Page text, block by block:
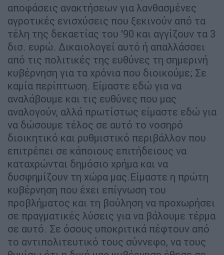
αποφάσεις ανακτήσεων για λανθασμένες
αγροτικές ενισχύσεις που ξεκινούν από τα
τέλη της δεκαετίας του ‘90 και αγγίζουν τα 3
δισ. ευρώ. Δικαιολογεί αυτό ή απαλλάσσει
από τις πολιτικές της ευθύνες τη σημερινή
κυβέρνηση για τα χρόνια που διοικούμε; Σε
καμία περίπτωση. Είμαστε εδώ για να
αναλάβουμε και τις ευθύνες που μας
αναλογούν, αλλά πρωτίστως είμαστε εδώ για
να δώσουμε τέλος σε αυτό το νοσηρό
διοικητικό και ρυθμιστικό περιβάλλον που
επιτρέπει σε κάποιους επιτήδειους να
καταχρώνται δημόσιο χρήμα και να
δυσφημίζουν τη χώρα μας.Είμαστε η πρώτη
κυβέρνηση που έχει επίγνωση του
προβλήματος και τη βούληση να προχωρήσει
σε πραγματικές λύσεις για να βάλουμε τέρμα
σε αυτό. Σε όσους υποκριτικά πέφτουν από
το αντιπολιτευτικό τους σύννεφο, να τους